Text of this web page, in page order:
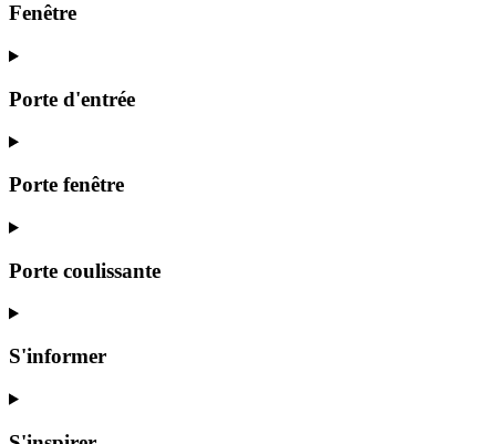
Fenêtre
Porte d'entrée
Porte fenêtre
Porte coulissante
S'informer